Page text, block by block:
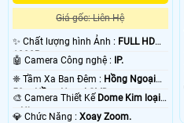
Giá gốc: Liên Hệ
✨ Chất lượng hình Ảnh : FULL HD
1080P .
🤖️ Camera Công nghệ : IP.
❈ Tầm Xa Ban Đêm : Hồng Ngoại
50m Hồng Ngoại SMD.
🎨 Camera Thiết Kế Dome Kim loại
+ Nhựa.
️💎 Chức Năng : Xoay Zoom.